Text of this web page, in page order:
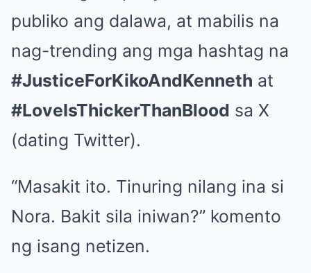
publiko ang dalawa, at mabilis na
nag-trending ang mga hashtag na
#JusticeForKikoAndKenneth at
#LoveIsThickerThanBlood sa X
(dating Twitter).
“Masakit ito. Tinuring nilang ina si
Nora. Bakit sila iniwan?” komento
ng isang netizen.